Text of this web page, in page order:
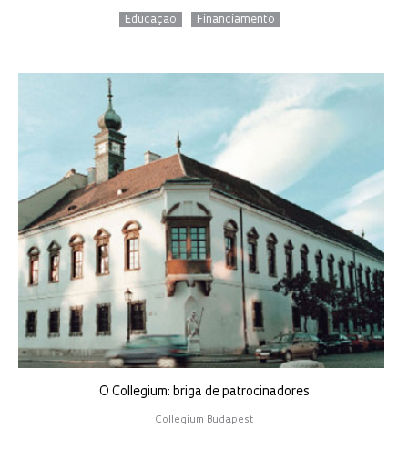
Educação Financiamento
O Collegium: briga de patrocinadores
Collegium Budapest